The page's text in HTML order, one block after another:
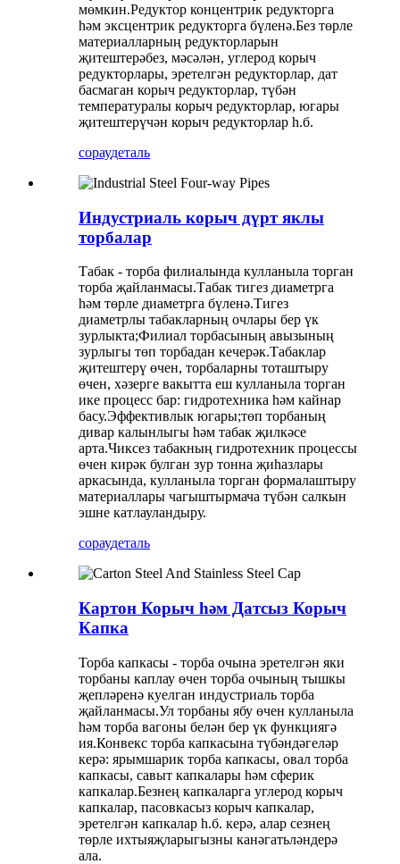
мөмкин.Редуктор концентрик редукторга
һәм эксцентрик редукторга бүленә.Без төрле
материалларның редукторларын
җитештерәбез, мәсәлән, углерод корыч
редукторлары, эретелгән редукторлар, дат
басмаган корыч редукторлар, түбән
температуралы корыч редукторлар, югары
җитештерүчән корыч редукторлар һ.б.
сораудеталь
Индустриаль корыч дүрт яклы
торбалар
Табак - торба филиалында кулланыла торган
торба җайланмасы.Табак тигез диаметрга
һәм төрле диаметрга бүленә.Тигез
диаметрлы табакларның очлары бер үк
зурлыкта;Филиал торбасының авызының
зурлыгы төп торбадан кечерәк.Табаклар
җитештерү өчен, торбаларны тоташтыру
өчен, хәзерге вакытта еш кулланыла торган
ике процесс бар: гидротехника һәм кайнар
басу.Эффективлык югары;төп торбаның
дивар калынлыгы һәм табак җилкәсе
арта.Чиксез табакның гидротехник процессы
өчен кирәк булган зур тонна җиһазлары
аркасында, кулланыла торган формалаштыру
материаллары чагыштырмача түбән салкын
эшне катлауландыру.
сораудеталь
Картон Корыч һәм Датсыз Корыч
Капка
Торба капкасы - торба очына эретелгән яки
торбаны каплау өчен торба очының тышкы
җепләренә куелган индустриаль торба
җайланмасы.Ул торбаны ябу өчен кулланыла
һәм торба вагоны белән бер үк функциягә
ия.Конвекс торба капкасына түбәндәгеләр
керә: ярымшарик торба капкасы, овал торба
капкасы, савыт капкалары һәм сферик
капкалар.Безнең капкаларга углерод корыч
капкалар, пасовкасыз корыч капкалар,
эретелгән капкалар һ.б. керә, алар сезнең
төрле ихтыяҗларыгызны канәгатьләндерә
ала.